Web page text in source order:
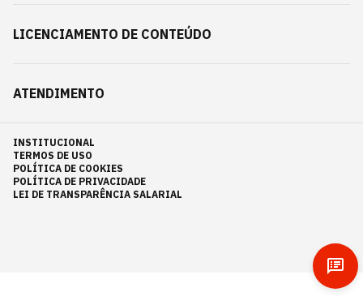
LICENCIAMENTO DE CONTEÚDO
ATENDIMENTO
INSTITUCIONAL
TERMOS DE USO
POLÍTICA DE COOKIES
POLÍTICA DE PRIVACIDADE
LEI DE TRANSPARÊNCIA SALARIAL